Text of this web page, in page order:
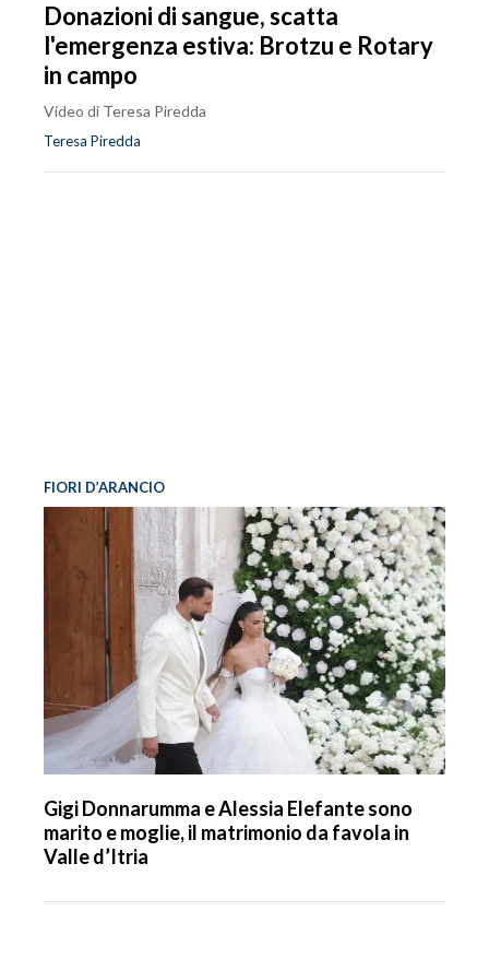
Donazioni di sangue, scatta
l'emergenza estiva: Brotzu e Rotary
in campo
Video di Teresa Piredda
Teresa Piredda
FIORI D’ARANCIO
Gigi Donnarumma e Alessia Elefante sono
marito e moglie, il matrimonio da favola in
Valle d’Itria